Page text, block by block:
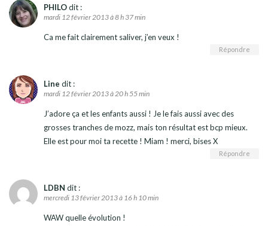
PHILOdit :
mardi 12 février 2013 à 8 h 37 min
Ca me fait clairement saliver, j’en veux !
Répondre
Line dit :
mardi 12 février 2013 à 20 h 55 min
J’adore ça et les enfants aussi ! Je le fais aussi avec des
grosses tranches de mozz, mais ton résultat est bcp mieux.
Elle est pour moi ta recette ! Miam ! merci, bises X
Répondre
LDBN dit :
mercredi 13 février 2013 à 16 h 10 min
WAW quelle évolution !